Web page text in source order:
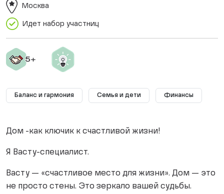
Идет набор участниц
Москва
Баланс и гармония Семья и дети Финансы
Дом -как ключик к счастливой жизни!
Я Васту-специалист.
Васту — «счастливое место для жизни». Дом — это
не просто стены. Это зеркало вашей судьбы.